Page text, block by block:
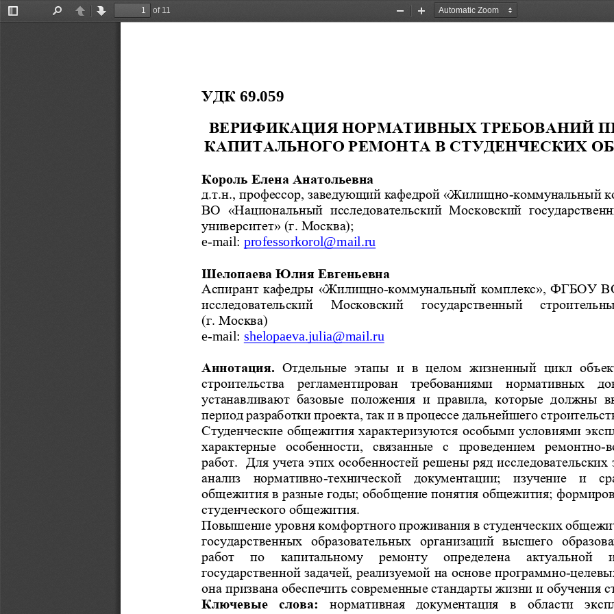
Toggle
PreviousNext
of 11
Zoom
Zoom
УДК 69.059
ВЕРИФИКАЦИЯ НОРМАТИВНЫХ ТРЕБОВАНИЙ
КАПИТАЛЬНОГО РЕМОНТА В СТУД   ЕНЧЕСКИХ
Король Елена Анатольевна
д.т.н., профессор, заведующий кафедрой «Жилищно-коммунальный
ВО  «Национальный  исследовательский  Московский
университет» (г. Москва);
e-mail: professorkorol@mail.ru
Шелопаева Юлия Евгеньевна
Аспирант кафедры «Жилищно-коммунальный комплекс», ФГБОУ
исследовательский  Московский  государственный
(г. Москва)
e-mail: shelopaeva.julia@mail.ru
Аннотация. Отдельные  этапы  и  в  целом  жизненный  цикл
строительства  регламентирован  требованиями  нормативных
устанавливают базовые положения  и  правила,  которые  должны
периодразработки проекта, так и в процессе дальнейшего
Студенческие общежития характеризуются особыми условиями
характерные  особенности,  связанные  с  проведением  ремонтно-
работ.
Для учета этих особенностей решены ряд исследовательских
анализ  нормативно-технической  документации;  изучение  и
общежития в разные годы; обобщение понятия общежития;
студенческого общежития.
Повышение уровня комфортного проживания в студенческих
государственных  образовательных  организаций  высшего
работ  по  капитальному  ремонту  определена  актуальной
государственной задачей, реализуемой на основе программно-
она призвана обеспечить современные стандарты жизни и обучения
Ключевые  слова:
нормативная  документация  в  области  э